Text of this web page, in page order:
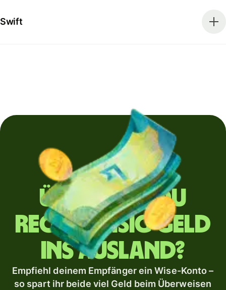
Swift
Überweist du
regelmäßig Geld
ins Ausland?
Empfiehl deinem Empfänger ein Wise-Konto –
so spart ihr beide viel Geld beim Überweisen